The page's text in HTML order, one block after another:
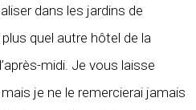
dans les jardins de
quel autre hôtel de la
midi. Je vous laisse
je ne le remercierai jamais